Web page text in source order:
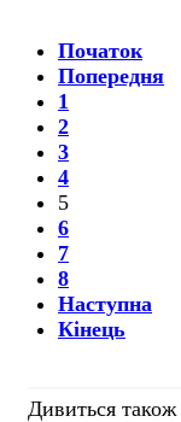
Початок
Попередня
1
2
3
4
5
6
7
8
Наступна
Кінець
Дивиться